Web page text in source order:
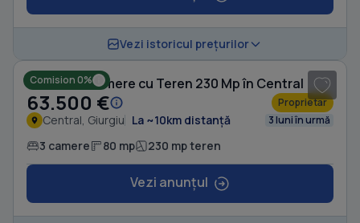
Vezi istoricul prețurilor
Comision 0%
Casă cu 3 camere cu Teren 230 Mp în Central
63.500 € Proprietar
Central, Giurgiu La ~10km distanță 3 luni în urmă
3 camere 80 mp 230 mp teren
Vezi anunțul